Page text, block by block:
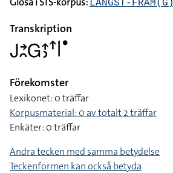
LÄNGST-FRAM(G)
Transkription
􌤢􌥔􌥘􌤦􌤴􌤶􌦃􌥼􌤟
Förekomster
Lexikonet: 0 träffar
Korpusmaterial: 0 av totalt 2 träffar
Enkäter: 0 träffar
Andra tecken med samma betydelse
Teckenformen kan också betyda